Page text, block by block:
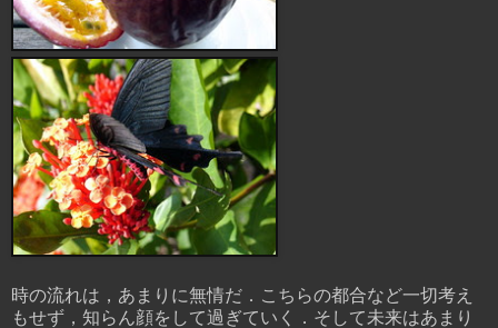
時の流れは，あまりに無情だ．こちらの都合など一切考え
もせず，知らん顔をして過ぎていく．そして未来はあまり